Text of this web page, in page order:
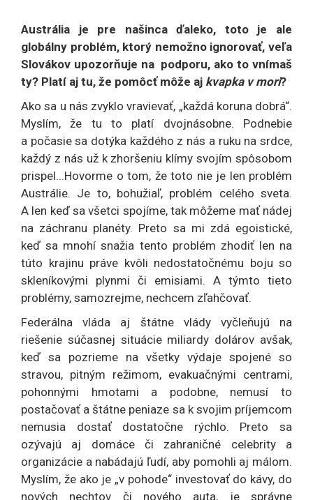
Austrália je pre našinca ďaleko, toto je ale
globálny problém, ktorý nemožno ignorovať, veľa
Slovákov upozorňuje na podporu, ako to vnímaš
ty? Platí aj tu, že pomôcť môže aj kvapka v mori?
Ako sa u nás zvyklo vravievať, „každá koruna dobrá“.
Myslím, že tu to platí dvojnásobne. Podnebie
a počasie sa dotýka každého z nás a ruku na srdce,
každý z nás už k zhoršeniu klímy svojím spôsobom
prispel...Hovorme o tom, že toto nie je len problém
Austrálie. Je to, bohužiaľ, problém celého sveta.
A len keď sa všetci spojíme, tak môžeme mať nádej
na záchranu planéty. Preto sa mi zdá egoistické,
keď sa mnohí snažia tento problém zhodiť len na
túto krajinu práve kvôli nedostatočnému boju so
skleníkovými plynmi či emisiami. A týmto tieto
problémy, samozrejme, nechcem zľahčovať.
Federálna vláda aj štátne vlády vyčleňujú na
riešenie súčasnej situácie miliardy dolárov avšak,
keď sa pozrieme na všetky výdaje spojené so
stravou, pitným režimom, evakuačnými centrami,
pohonnými hmotami a podobne, nemusí to
postačovať a štátne peniaze sa k svojim príjemcom
nemusia dostať dostatočne rýchlo. Preto sa
ozývajú aj domáce či zahraničné celebrity a
organizácie a nabádajú ľudí, aby pomohli aj málom.
Myslím, že ako je „v pohode“ investovať do kávy, do
nových nechtov či nového auta, je správne